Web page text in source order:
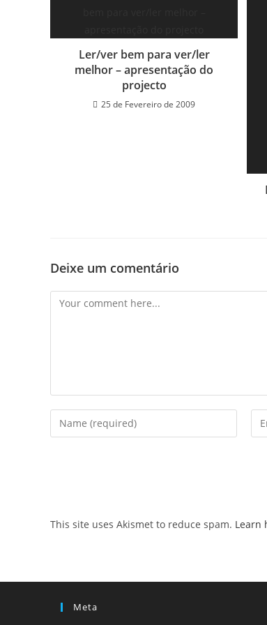
Ler/ver bem para ver/ler
melhor – apresentação do
projecto
25 de Fevereiro de 2009
Deixe um comentário
Comment
Enter
your
comment
This site uses Akismet to reduce spam. Learn
Meta